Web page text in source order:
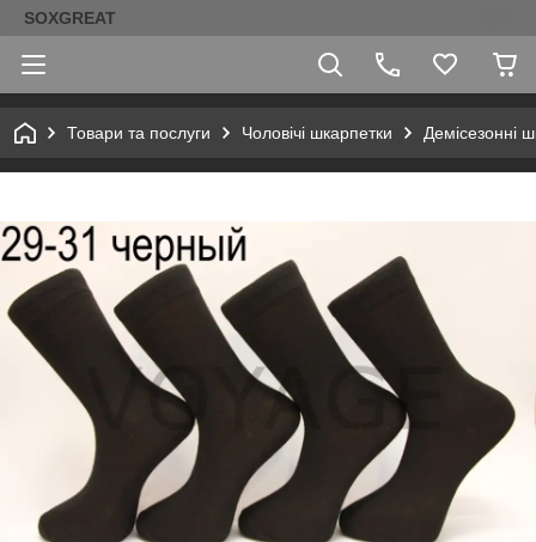
SOXGREAT
Товари та послуги Чоловічі шкарпетки Демісезонні